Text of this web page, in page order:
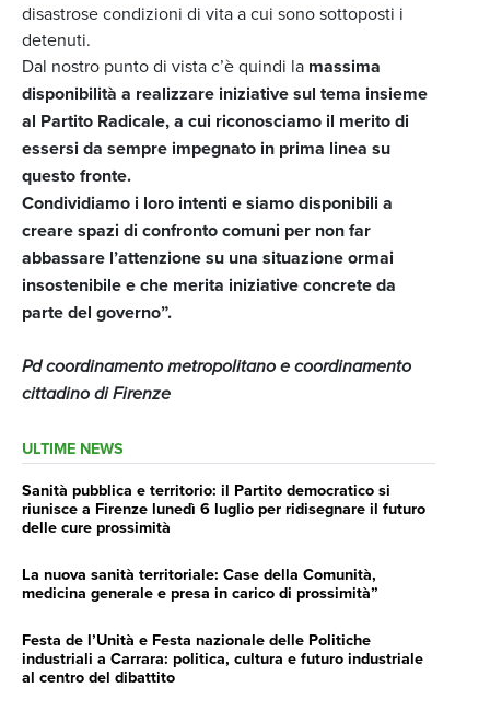
disastrose condizioni di vita a cui sono sottoposti i
detenuti.
Dal nostro punto di vista c’è quindi la massima
disponibilità a realizzare iniziative sul tema insieme
al Partito Radicale, a cui riconosciamo il merito di
essersi da sempre impegnato in prima linea su
questo fronte.
Condividiamo i loro intenti e siamo disponibili a
creare spazi di confronto comuni per non far
abbassare l’attenzione su una situazione ormai
insostenibile e che merita iniziative concrete da
parte del governo”.
Pd coordinamento metropolitano e coordinamento
cittadino di Firenze
ULTIME NEWS
Sanità pubblica e territorio: il Partito democratico si
riunisce a Firenze lunedì 6 luglio per ridisegnare il futuro
delle cure prossimità
La nuova sanità territoriale: Case della Comunità,
medicina generale e presa in carico di prossimità”
Festa de l’Unità e Festa nazionale delle Politiche
industriali a Carrara: politica, cultura e futuro industriale
al centro del dibattito